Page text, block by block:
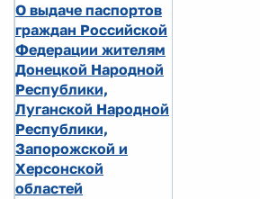
О выдаче паспортов
граждан Российской
Федерации жителям
Донецкой Народной
Республики,
Луганской Народной
Республики,
Запорожской и
Херсонской
областей